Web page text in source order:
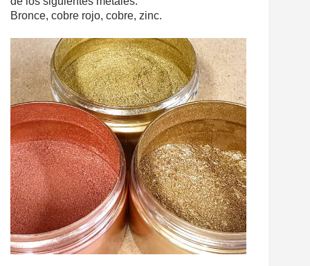
Bronce, cobre rojo, cobre, zinc.